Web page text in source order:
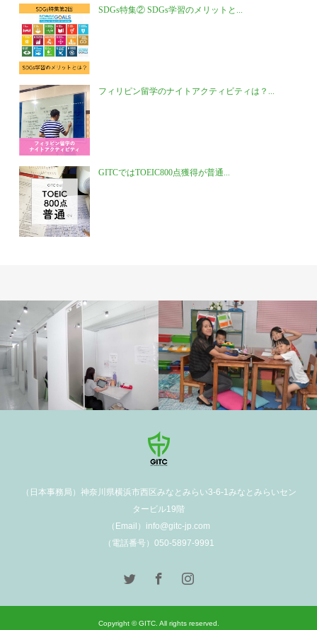
SDGs特集② SDGs学習のメリットと...
フィリピン留学のナイトアクティビティは？...
GITCではTOEIC800点獲得が普通...
学校施設
（日本事務局）神奈川県横浜市西区みなとみらい3-6-1みなとみらいセン
タービル19階
（Email）info@gitc-jp.com
（電話番号）050-5897-9991
Copyright © GITC. All rights reserved.